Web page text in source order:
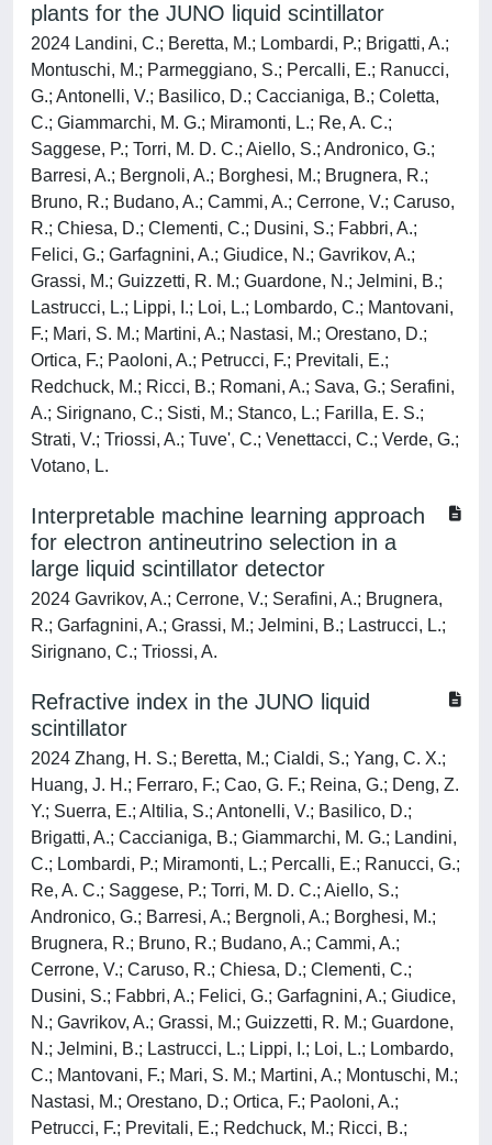
plants for the JUNO liquid scintillator
2024 Landini, C.; Beretta, M.; Lombardi, P.; Brigatti, A.;
Montuschi, M.; Parmeggiano, S.; Percalli, E.; Ranucci,
G.; Antonelli, V.; Basilico, D.; Caccianiga, B.; Coletta,
C.; Giammarchi, M. G.; Miramonti, L.; Re, A. C.;
Saggese, P.; Torri, M. D. C.; Aiello, S.; Andronico, G.;
Barresi, A.; Bergnoli, A.; Borghesi, M.; Brugnera, R.;
Bruno, R.; Budano, A.; Cammi, A.; Cerrone, V.; Caruso,
R.; Chiesa, D.; Clementi, C.; Dusini, S.; Fabbri, A.;
Felici, G.; Garfagnini, A.; Giudice, N.; Gavrikov, A.;
Grassi, M.; Guizzetti, R. M.; Guardone, N.; Jelmini, B.;
Lastrucci, L.; Lippi, I.; Loi, L.; Lombardo, C.; Mantovani,
F.; Mari, S. M.; Martini, A.; Nastasi, M.; Orestano, D.;
Ortica, F.; Paoloni, A.; Petrucci, F.; Previtali, E.;
Redchuck, M.; Ricci, B.; Romani, A.; Sava, G.; Serafini,
A.; Sirignano, C.; Sisti, M.; Stanco, L.; Farilla, E. S.;
Strati, V.; Triossi, A.; Tuve', C.; Venettacci, C.; Verde, G.;
Votano, L.
Interpretable machine learning approach
for electron antineutrino selection in a
large liquid scintillator detector
2024 Gavrikov, A.; Cerrone, V.; Serafini, A.; Brugnera,
R.; Garfagnini, A.; Grassi, M.; Jelmini, B.; Lastrucci, L.;
Sirignano, C.; Triossi, A.
Refractive index in the JUNO liquid
scintillator
2024 Zhang, H. S.; Beretta, M.; Cialdi, S.; Yang, C. X.;
Huang, J. H.; Ferraro, F.; Cao, G. F.; Reina, G.; Deng, Z.
Y.; Suerra, E.; Altilia, S.; Antonelli, V.; Basilico, D.;
Brigatti, A.; Caccianiga, B.; Giammarchi, M. G.; Landini,
C.; Lombardi, P.; Miramonti, L.; Percalli, E.; Ranucci, G.;
Re, A. C.; Saggese, P.; Torri, M. D. C.; Aiello, S.;
Andronico, G.; Barresi, A.; Bergnoli, A.; Borghesi, M.;
Brugnera, R.; Bruno, R.; Budano, A.; Cammi, A.;
Cerrone, V.; Caruso, R.; Chiesa, D.; Clementi, C.;
Dusini, S.; Fabbri, A.; Felici, G.; Garfagnini, A.; Giudice,
N.; Gavrikov, A.; Grassi, M.; Guizzetti, R. M.; Guardone,
N.; Jelmini, B.; Lastrucci, L.; Lippi, I.; Loi, L.; Lombardo,
C.; Mantovani, F.; Mari, S. M.; Martini, A.; Montuschi, M.;
Nastasi, M.; Orestano, D.; Ortica, F.; Paoloni, A.;
Petrucci, F.; Previtali, E.; Redchuck, M.; Ricci, B.;